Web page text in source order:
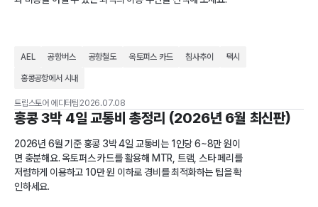
AEL 공항버스 공항철도 옥토퍼스 카드 침사추이 택시
홍콩공항에서 시내
트립스토어 에디터팀 2026.07.08
홍콩 3박 4일 교통비 총정리 (2026년 6월 최신판)
2026년 6월 기준 홍콩 3박 4일 교통비는 1인당 6~8만 원이
면 충분해요. 옥토퍼스 카드를 활용해 MTR, 트램, 스타 페리를
저렴하게 이용하고 10만 원 이하로 경비를 최적화하는 팁을 확
인하세요.